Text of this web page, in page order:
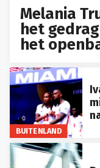
Melania
het
het
BUITENLAND